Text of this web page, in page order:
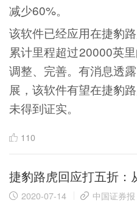
减少60%。
该软件已经应用在捷豹
累计里程超过20000英
调整、完善。有消息透
展，该软件有望在捷豹
未得到证实。
110
捷豹路虎回应打五折：
2020-07-14 中国证券报